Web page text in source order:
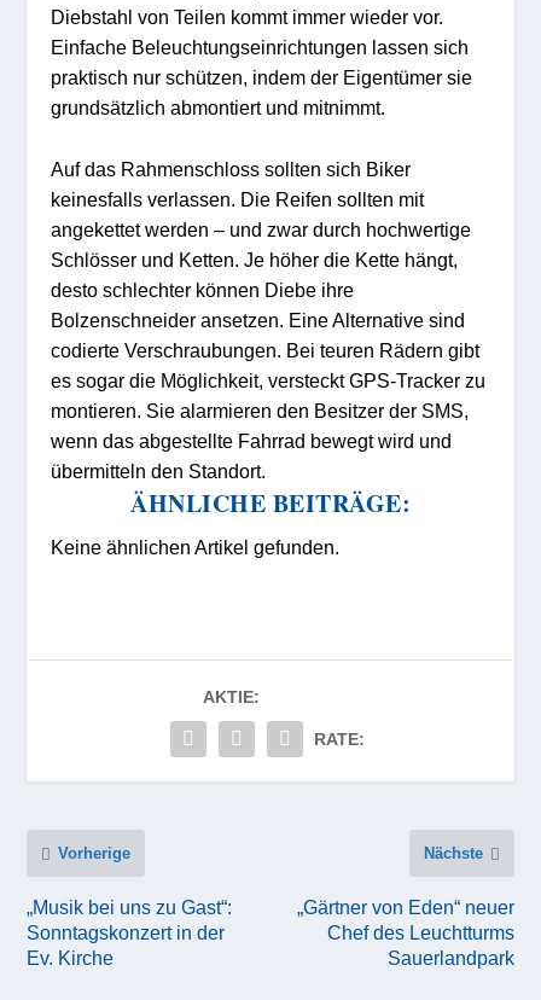
Diebstahl von Teilen kommt immer wieder vor.
Einfache Beleuchtungseinrichtungen lassen sich
praktisch nur schützen, indem der Eigentümer sie
grundsätzlich abmontiert und mitnimmt.
Auf das Rahmenschloss sollten sich Biker
keinesfalls verlassen. Die Reifen sollten mit
angekettet werden – und zwar durch hochwertige
Schlösser und Ketten. Je höher die Kette hängt,
desto schlechter können Diebe ihre
Bolzenschneider ansetzen. Eine Alternative sind
codierte Verschraubungen. Bei teuren Rädern gibt
es sogar die Möglichkeit, versteckt GPS-Tracker zu
montieren. Sie alarmieren den Besitzer der SMS,
wenn das abgestellte Fahrrad bewegt wird und
übermitteln den Standort.
ÄHNLICHE BEITRÄGE:
Keine ähnlichen Artikel gefunden.
AKTIE:
RATE:
Vorherige
„Musik bei uns zu Gast“:
Sonntagskonzert in der
Ev. Kirche
Nächste
„Gärtner von Eden“ neuer
Chef des Leuchtturms
Sauerlandpark